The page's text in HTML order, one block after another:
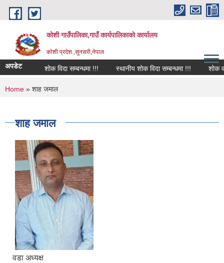
Skip to main content
कोशी गाउँपालिका,गाउँ कार्यपालिकाको कार्यालय
काेशी प्रदेश ,सुनसरी,नेपाल
अपडेट शोक विदा सम्बन्धमा !!! स्थानीय शोक विदा सम्बन्धमा !!! शोक
You are here
Home » शाह जमाल
शाह जमाल
वडा अध्यक्ष